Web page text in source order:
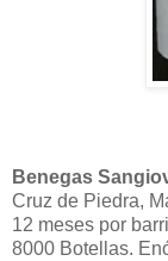
Benegas
Cruz de Piedra,
12 meses por
8000 Botellas.